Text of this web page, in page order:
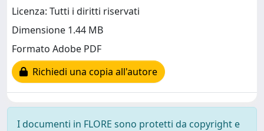
Licenza: Tutti i diritti riservati
Dimensione 1.44 MB
Formato Adobe PDF
Richiedi una copia all'autore
I documenti in FLORE sono protetti da copyright e